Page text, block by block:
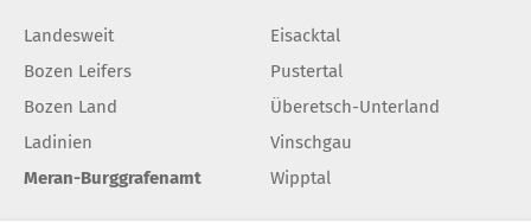
Landesweit
Bozen Leifers
Bozen Land
Ladinien
Meran-Burggrafenamt
Eisacktal
Pustertal
Überetsch-Unterland
Vinschgau
Wipptal